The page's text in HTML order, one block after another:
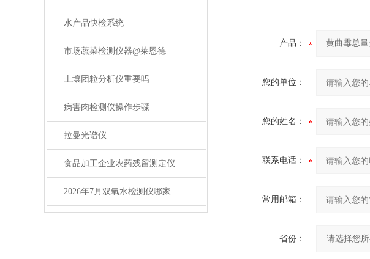
水产品快检系统
市场蔬菜检测仪器@莱恩德
土壤团粒分析仪重要吗
病害肉检测仪操作步骤
拉曼光谱仪
食品加工企业农药残留测定仪，2026年厂家选购指南
2026年7月双氧水检测仪哪家强？莱恩德应用方案解析
产品：
您的单位：
您的姓名：
联系电话：
常用邮箱：
省份：